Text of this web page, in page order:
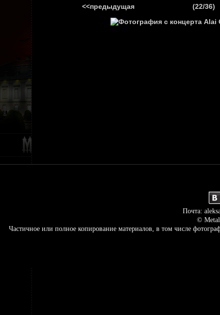
<<предыдущая (22/36)
Почта:
©
Частичное или полное копирование материалов, в том числе